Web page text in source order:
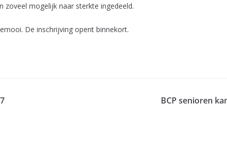
zoveel mogelijk naar sterkte ingedeeld.
De inschrijving opent binnekort.
BCP senioren